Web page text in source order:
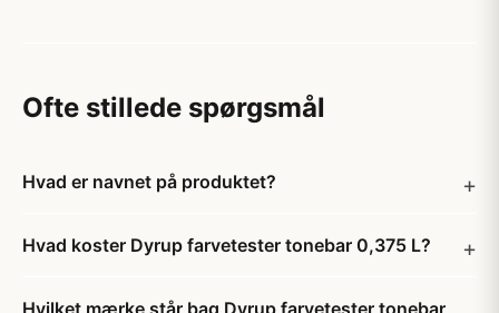
Ofte stillede spørgsmål
Hvad er navnet på produktet?
Hvad koster Dyrup farvetester tonebar 0,375 L?
Hvilket mærke står bag Dyrup farvetester tonebar